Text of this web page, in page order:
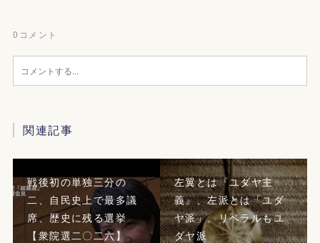
0 コメント
関連記事
戦後初の単独三分の
二、自民史上で最多議
席、歴史に残る選挙
【衆院選二〇二六】
左翼とは『ユダヤ主
義』、左派とは「ユダ
ヤ派」。リベラルもユ
ダヤ派